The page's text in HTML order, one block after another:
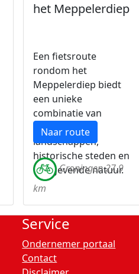
het Meppelerdiep
Een fietsroute
rondom het
Meppelerdiep biedt
een unieke
combinatie van
waterrijke
landschappen,
historische steden en
rustgevende natuur.
Naar route
Groningen 27.9
km
Service
Ondernemer portaal
Contact